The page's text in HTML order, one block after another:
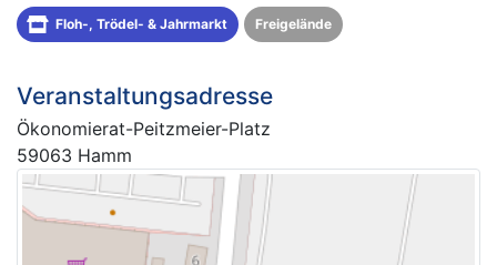
Floh-, Trödel- & Jahrmarkt Freigelände
Veranstaltungsadresse
Ökonomierat-Peitzmeier-Platz
59063 Hamm